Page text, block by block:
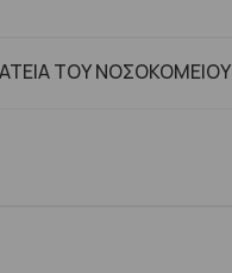
ΤΟΥ ΝΟΣΟΚΟΜΕΙΟΥ